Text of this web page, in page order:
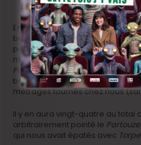
Entre ces deux pôles, entre le
beaucoup d’avant-premières et
pour ce qui nous intéresse plus
métrages de fiction belges qui
Papierdans le cadre du prix
belge (article à suivre) et une
métrages tournés chez nous
Il y en aura vingt-quatre au total
arbitrairement pointé le Partouze
qui nous avait épatés avec